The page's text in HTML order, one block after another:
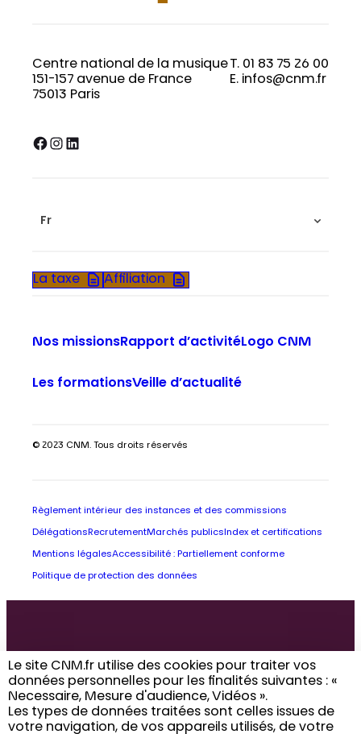
Le site CNM.fr utilise des cookies pour traiter vos
données personnelles pour les finalités suivantes : «
Necessaire, Mesure d'audience, Vidéos ». ​
Les types de données traitées sont celles issues de
votre navigation, de vos appareils utilisés, de votre
Centre national de la musique
151-157 avenue de France
75013 Paris
T. 01 83 75 26 00
E. infos@cnm.fr
Facebook InstagramLinkedIn
Fr
La taxe Affiliation
Nos missionsRapport d’activitéLogo CNM
Les formationsVeille d’actualité
© 2023 CNM. Tous droits réservés
Règlement intérieur des instances et des commissions
DélégationsRecrutementMarchés publicsIndex et certifications
Mentions légalesAccessibilité : Partiellement conforme
Politique de protection des données
Retrouvez toute
l’actualité du CNM